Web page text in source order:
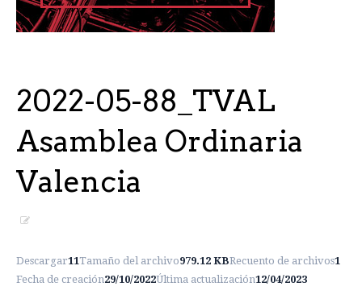
2022-05-88_TVAL
Asamblea Ordinaria
Valencia
Descargar11Tamaño del archivo979.12 KBRecuento de archivos1
Fecha de creación29/10/2022Última actualización12/04/2023